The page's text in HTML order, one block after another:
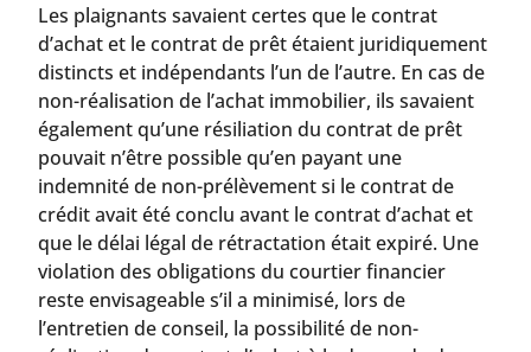
Les plaignants savaient certes que le contrat
d’achat et le contrat de prêt étaient juridiquement
distincts et indépendants l’un de l’autre. En cas de
non-réalisation de l’achat immobilier, ils savaient
également qu’une résiliation du contrat de prêt
pouvait n’être possible qu’en payant une
indemnité de non-prélèvement si le contrat de
crédit avait été conclu avant le contrat d’achat et
que le délai légal de rétractation était expiré. Une
violation des obligations du courtier financier
reste envisageable s’il a minimisé, lors de
l’entretien de conseil, la possibilité de non-